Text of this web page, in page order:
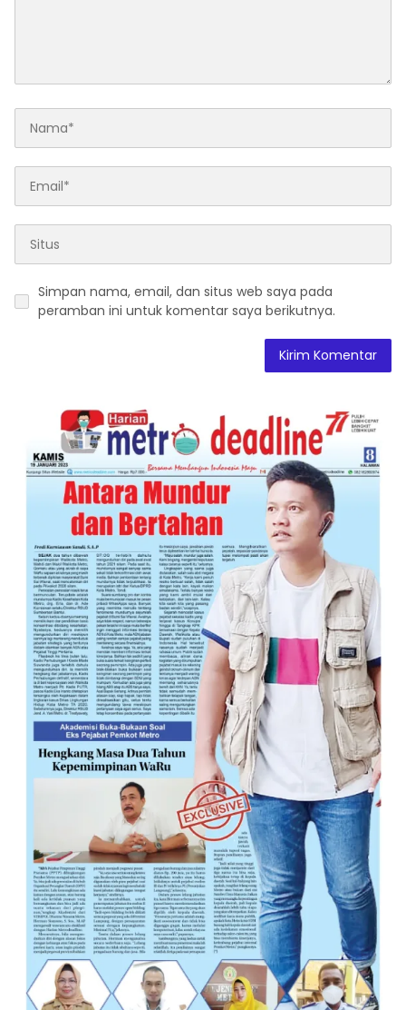
Simpan nama, email, dan situs web saya pada
peramban ini untuk komentar saya berikutnya.